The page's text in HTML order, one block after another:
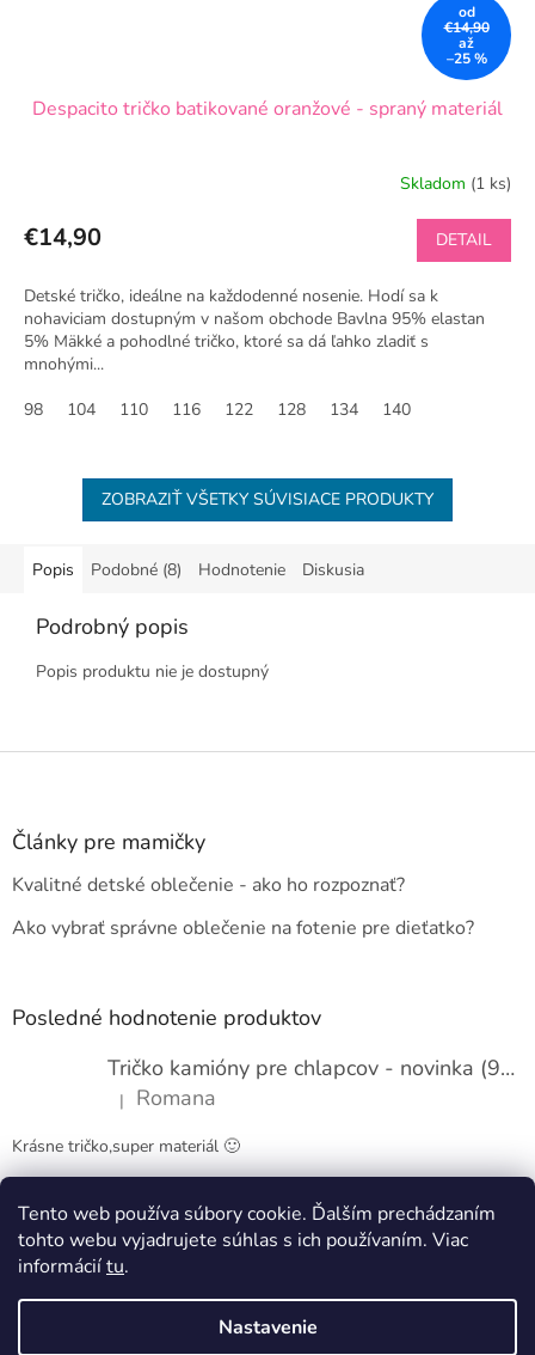
Tento web používa súbory cookie. Ďalším prechádzaním
tohto webu vyjadrujete súhlas s ich používaním. Viac
informáciítu.
Nastavenie
od
€14,90
až
–25 %
Despacito tričko batikované oranžové - spraný materiál
Skladom (1 ks)
€14,90 DETAIL
Detské tričko, ideálne na každodenné nosenie. Hodí sa k
nohaviciam dostupným v našom obchode Bavlna 95% elastan
5% Mäkké a pohodlné tričko, ktoré sa dá ľahko zladiť s
mnohými...
98
104 110 116 122 128 134 140
ZOBRAZIŤ VŠETKY SÚVISIACE PRODUKTY
Popis Podobné (8) Hodnotenie Diskusia
Podrobný popis
Popis produktu nie je dostupný
Z
Články pre mamičky
Kvalitné detské oblečenie - ako ho rozpoznať?
Ako vybrať správne oblečenie na fotenie pre dieťatko?
Posledné hodnotenie produktov
Tričko kamióny pre chlapcov - novinka (98-134)
Hodnotenie produktu je 5 z 5 hviezdičiek.
| Romana
Krásne tričko,super materiál 🙂
Obchodné podmienky Kontakty
Vytvoril Shoptet